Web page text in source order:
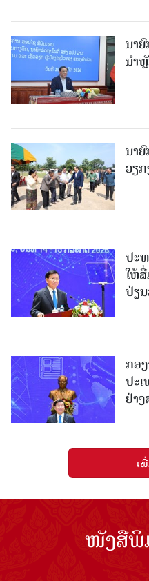
ນາ
ນຳ
ນາ
ວຽ
ປະ
ໃຫ້
ປ່ຽ
ກອ
ປະ
ຢ່າ
ເ
ໜັງສືພິ